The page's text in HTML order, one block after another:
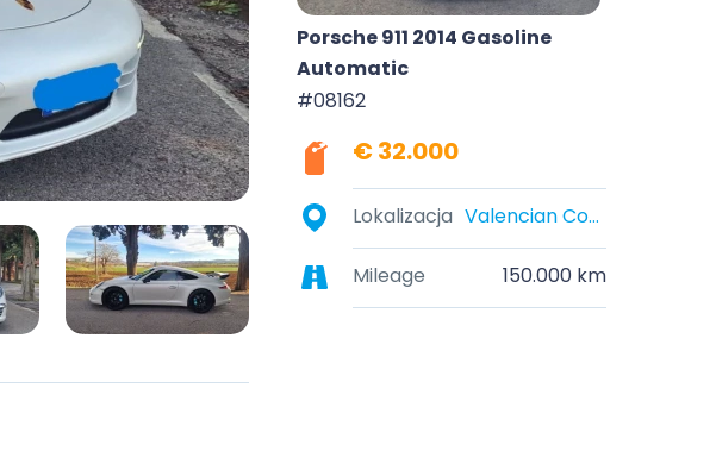
Porsche 911 2014 Gasoline
Automatic
#08162
€ 32.000
Lokalizacja Valencian Community, Spain
Mileage 150.000 km